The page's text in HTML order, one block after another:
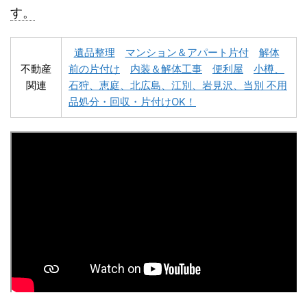
深川市不用品回収 夕張市不用品回収
す。
不動産
関連
遺品整理 マンション＆アパート片付
解体
前の片付け
内装＆解体工事 便利屋
小樽、
石狩、恵庭、北広島、江別、岩見沢、当別 不用
品処分・回収・片付けOK！